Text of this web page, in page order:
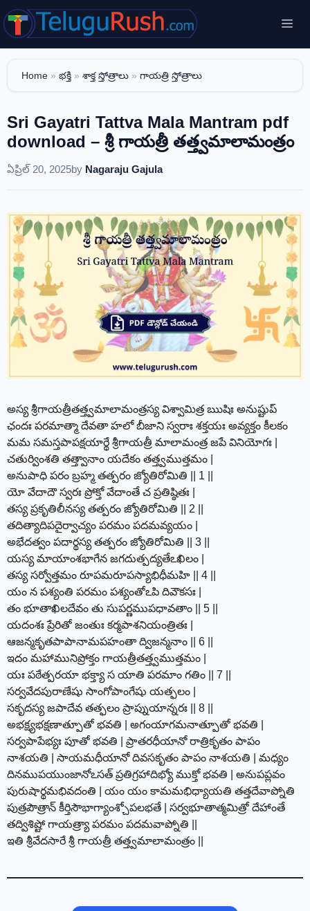
Skip
to
content
Home » భక్తి » శాక్త స్తోత్రాలు » గాయత్రి స్తోత్రాలు
Sri Gayatri Tattva Mala Mantram pdf
download – శ్రీ గాయత్రీ తత్త్వమాలామంత్రం
ఏప్రిల్ 20, 2025by Nagaraju Gajula
అస్య శ్రీగాయత్రీతత్త్వమాలామంత్రస్య విశ్వామిత్ర ఋషిః అనుష్టుప్
ఛందః పరమాత్మా దేవతా హలో బీజాని స్వరాః శక్తయః అవ్యక్తం కీలకం
మమ సమస్తపాపక్షయార్థే శ్రీగాయత్రీ మాలామంత్ర జపే వినియోగః |
చతుర్వింశతి తత్త్వానాం యదేకం తత్త్వముత్తమం |
అనుపాధి పరం బ్రహ్మ తత్పరం జ్యోతిరోమితి || 1 ||
యో వేదాదౌ స్వరః ప్రోక్తో వేదాంతే చ ప్రతిష్ఠితః |
తస్య ప్రకృతిలీనస్య తత్పరం జ్యోతిరోమితి || 2 ||
తదిత్యాదిపదైర్వాచ్యం పరమం పదమవ్యయం |
అభేదత్వం పదార్థస్య తత్పరం జ్యోతిరోమితి || 3 ||
యస్య మాయాంశభాగేన జగదుత్పద్యతేఽఖిలం |
తస్య సర్వోత్తమం రూపమరూపస్యాభిధీమహి || 4 ||
యం న పశ్యంతి పరమం పశ్యంతోఽపి దివౌకసః |
తం భూతాఖిలదేవం తు సుపర్ణముపధావతాం || 5 ||
యదంశః ప్రేరితో జంతుః కర్మపాశనియంత్రితః |
ఆజన్మకృతపాపానామపహంతా ద్విజన్మనాం || 6 ||
ఇదం మహామునిప్రోక్తం గాయత్రీతత్త్వముత్తమం |
యః పఠేత్పరయా భక్త్యా స యాతి పరమాం గతిం || 7 ||
సర్వవేదపురాణేషు సాంగోపాంగేషు యత్ఫలం |
సకృదస్య జపాదేవ తత్ఫలం ప్రాప్నుయాన్నరః || 8 ||
అభక్ష్యభక్షణాత్పూతో భవతి | అగంయాగమనాత్పూతో భవతి |
సర్వపాపేభ్యః పూతో భవతి | ప్రాతరధీయానో రాత్రికృతం పాపం
నాశయతి | సాయమధీయానో దివసకృతం పాపం నాశయతి | మధ్యం
దినముపయుంజానోఽసత్ ప్రతిగ్రహాదిభ్యో ముక్తో భవతి | అనుపప్లవం
పురుషార్థమభివదంతి | యం యం కామమభిధ్యాయతి తత్తదేవాప్నోతి
పుత్రపౌత్రాన్ కీర్తిసౌభాగ్యాంశ్చోపలభతే | సర్వభూతాత్మమిత్రో దేహాంతే
తద్విశిష్టో గాయత్ర్యా పరమం పదమవాప్నోతి ||
ఇతి శ్రీవేదసారే శ్రీ గాయత్రీ తత్త్వమాలామంత్రం ||